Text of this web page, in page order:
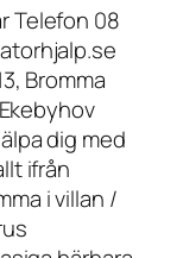
Telefon 08
Bromma
dig med
ifrån
i villan /